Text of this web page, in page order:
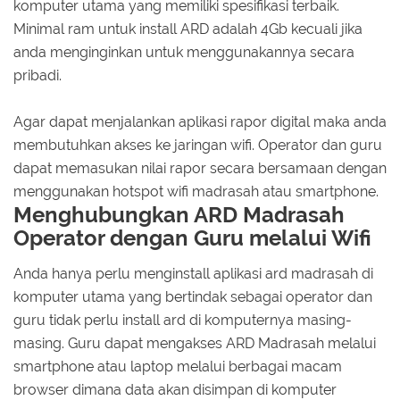
komputer utama yang memiliki spesifikasi terbaik.
Minimal ram untuk install ARD adalah 4Gb kecuali jika
anda menginginkan untuk menggunakannya secara
pribadi.
Agar dapat menjalankan aplikasi rapor digital maka anda
membutuhkan akses ke jaringan wifi. Operator dan guru
dapat memasukan nilai rapor secara bersamaan dengan
menggunakan hotspot wifi madrasah atau smartphone.
Menghubungkan ARD Madrasah
Operator dengan Guru melalui Wifi
Anda hanya perlu menginstall aplikasi ard madrasah di
komputer utama yang bertindak sebagai operator dan
guru tidak perlu install ard di komputernya masing-
masing. Guru dapat mengakses ARD Madrasah melalui
smartphone atau laptop melalui berbagai macam
browser dimana data akan disimpan di komputer